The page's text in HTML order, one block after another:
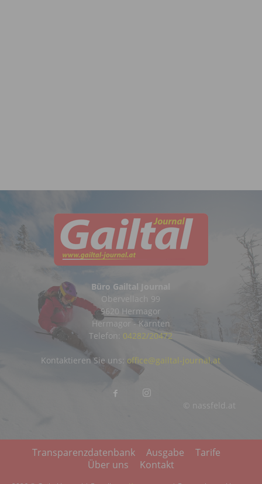
Büro Gailtal Journal
Obervellach 99
9620 Hermagor
Hermagor - Kärnten
Telefon: 04282/20472
© nassfeld.at
Kontaktieren Sie uns: office@gailtal-journal.at
Transparenzdatenbank Ausgabe
Tarife
Über uns
Kontakt